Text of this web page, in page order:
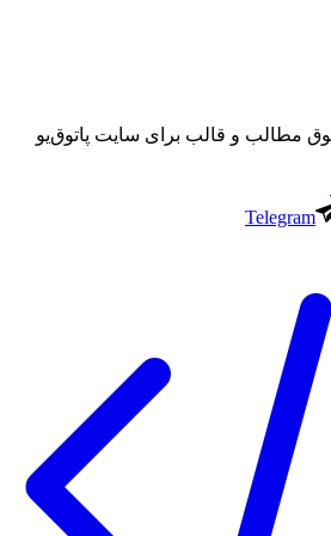
حقوق مطالب و قالب برای سایت پاتوق‌یو
Telegram